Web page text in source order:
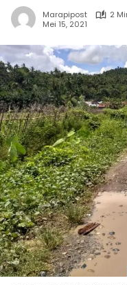
Marapipost
2
Mei 15, 2021